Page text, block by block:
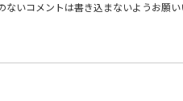
いコメントは書き込まないようお願い